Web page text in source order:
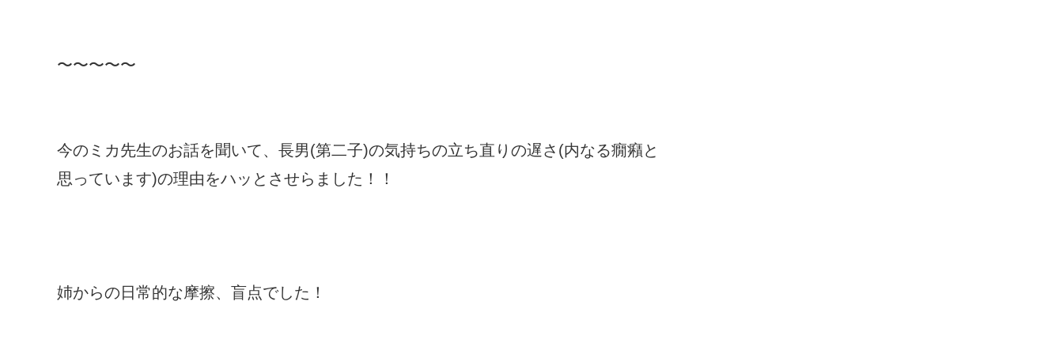
〜〜〜〜〜
今のミカ先生のお話を聞いて、長男(第二子)の気持ちの立ち直りの遅さ(内なる癇癪と
思っています)の理由をハッとさせらました！！
姉からの日常的な摩擦、盲点でした！